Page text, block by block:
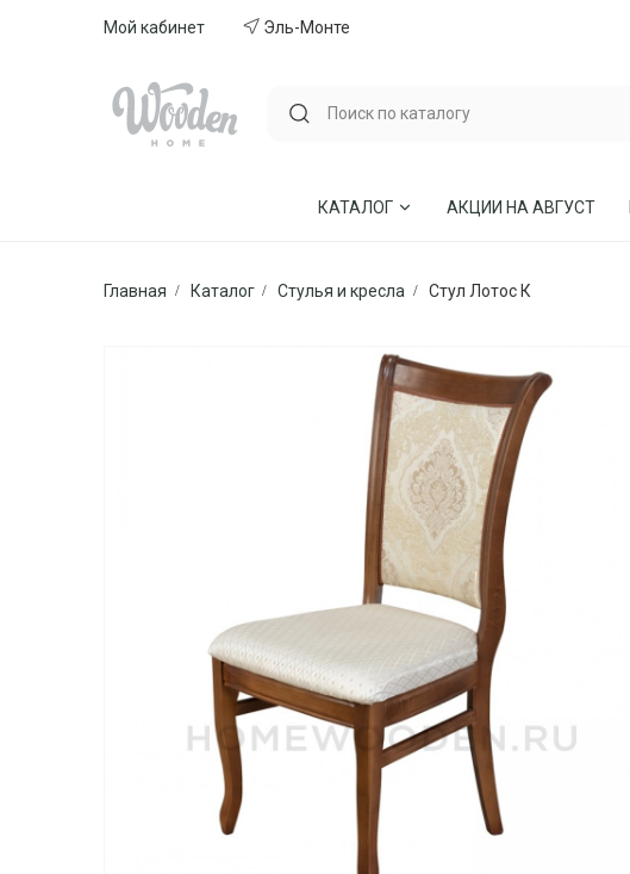
Мой кабинет Эль-Монте
КАТАЛОГ
МЕБЕЛЬ ИЗ СОСНЫ
КУХНИ
ДЕТСКИЕ
АКЦИИ НА АВГУСТ
Главная Каталог Стулья и кресла Стул Лотос К